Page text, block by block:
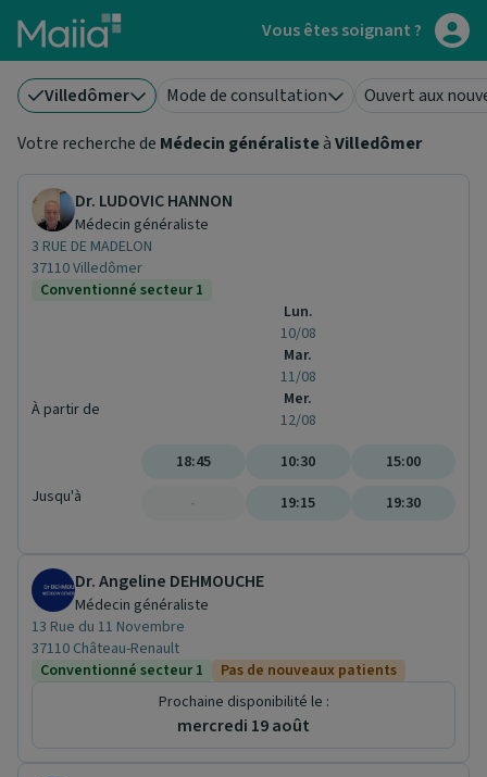
Aller au contenu principal Vous êtes soignant ?
Villedômer Mode de consultation
Ouvert aux
Votre recherche de Médecin généralisteàVilledômer
Dr. LUDOVIC HANNON
Médecin généraliste
3 RUE DE MADELON
37110 Villedômer
Conventionné secteur 1
À partir de
Jusqu'à
Lun.
10/08
Mar.
11/08
Mer.
12/08
18:45
-
10:30
19:15
15:00
19:30
Dr. Angeline DEHMOUCHE
Médecin généraliste
13 Rue du 11 Novembre
37110 Château-Renault
Conventionné secteur 1
Pas de nouveaux patients
Prochaine disponibilité le :
mercredi 19 août